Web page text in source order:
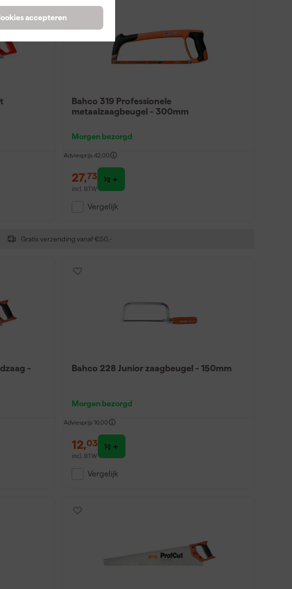
accepteren
Gratis verzending vanaf €50,-
Bahco 319 Professionele
metaalzaagbeugel - 300mm
Morgen bezorgd
Adviesprijs 42,00
27,73
incl. BTW
Vergelijk
-
Bahco 228 Junior zaagbeugel - 150mm
Morgen bezorgd
Adviesprijs 16,00
12,03
incl. BTW
Vergelijk